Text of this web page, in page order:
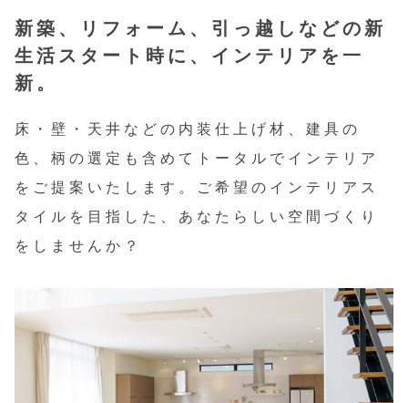
新築、リフォーム、引っ越しなどの 新
生活スタート時に、インテリアを一
新。
床・壁・天井などの内装仕上げ材、建具の
色、柄の選定も含めてトータルでインテリア
をご提案いたします。ご希望のインテリアス
タイルを目指した、あなたらしい空間づくり
をしませんか？